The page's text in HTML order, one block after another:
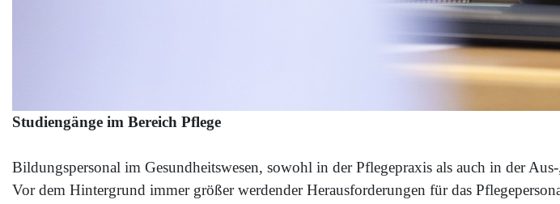
Studiengänge im Bereich Pflege
Bildungspersonal im Gesundheitswesen, sowohl in der Pflegepraxis als auch in der
Vor dem Hintergrund immer größer werdender Herausforderungen für das